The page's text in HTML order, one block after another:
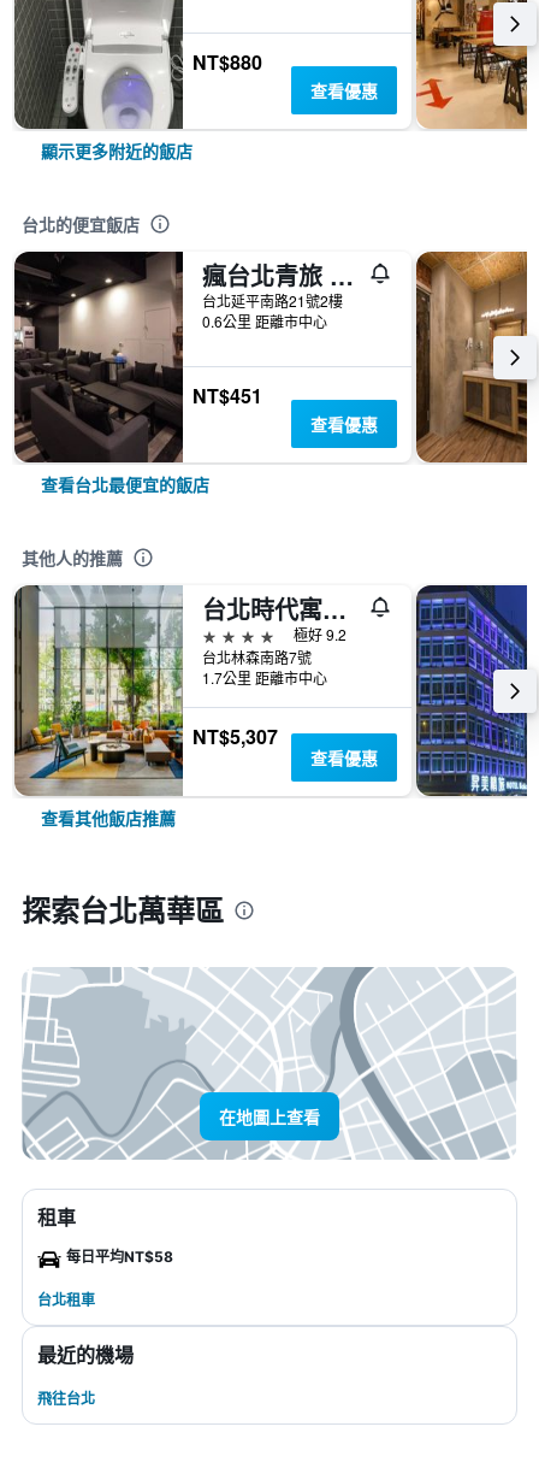
NT$880
查看優惠
顯示更多附近的飯店
台北的便宜飯店
瘋台北青旅 Fun Inn Taipei Hostel
台北延平南路21號2樓
0.6公里 距離市中心
NT$451
查看優惠
查看台北最便宜的飯店
其他人的推薦
台北時代寓所-希爾頓啟繽精選酒店
4星級
極好 9.2
台北林森南路7號
1.7公里 距離市中心
NT$5,307
查看優惠
查看其他飯店推薦
探索台北萬華區
在地圖上查看
租車
每日平均NT$58
台北租車
最近的機場
飛往台北